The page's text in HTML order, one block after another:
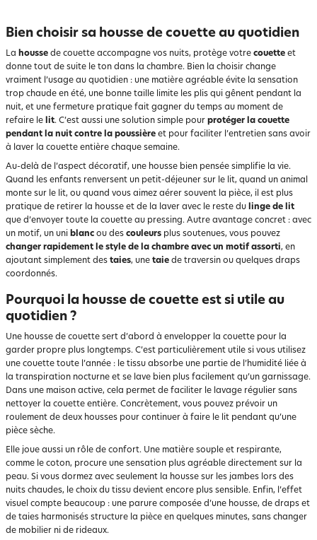
Bien choisir sa housse de couette au quotidien
La housse de couette accompagne vos nuits, protège votre couette et
donne tout de suite le ton dans la chambre. Bien la choisir change
vraiment l’usage au quotidien : une matière agréable évite la sensation
trop chaude en été, une bonne taille limite les plis qui gênent pendant la
nuit, et une fermeture pratique fait gagner du temps au moment de
refaire le lit. C’est aussi une solution simple pour protéger la couette
pendant la nuit contre la poussière et pour faciliter l’entretien sans avoir
à laver la couette entière chaque semaine.
Au-delà de l’aspect décoratif, une housse bien pensée simplifie la vie.
Quand les enfants renversent un petit-déjeuner sur le lit, quand un animal
monte sur le lit, ou quand vous aimez aérer souvent la pièce, il est plus
pratique de retirer la housse et de la laver avec le reste du linge de lit
que d’envoyer toute la couette au pressing. Autre avantage concret : avec
un motif, un uni blanc ou des couleurs plus soutenues, vous pouvez
changer rapidement le style de la chambre avec un motif assorti, en
ajoutant simplement des taies, une taie de traversin ou quelques draps
coordonnés.
Pourquoi la housse de couette est si utile au
quotidien ?
Une housse de couette sert d’abord à envelopper la couette pour la
garder propre plus longtemps. C’est particulièrement utile si vous utilisez
une couette toute l’année : le tissu absorbe une partie de l’humidité liée à
la transpiration nocturne et se lave bien plus facilement qu’un garnissage.
Dans une maison active, cela permet de faciliter le lavage régulier sans
nettoyer la couette entière. Concrètement, vous pouvez prévoir un
roulement de deux housses pour continuer à faire le lit pendant qu’une
pièce sèche.
Elle joue aussi un rôle de confort. Une matière souple et respirante,
comme le coton, procure une sensation plus agréable directement sur la
peau. Si vous dormez avec seulement la housse sur les jambes lors des
nuits chaudes, le choix du tissu devient encore plus sensible. Enfin, l’effet
visuel compte beaucoup : une parure composée d’une housse, de draps et
de taies harmonisés structure la pièce en quelques minutes, sans changer
de mobilier ni de rideaux.